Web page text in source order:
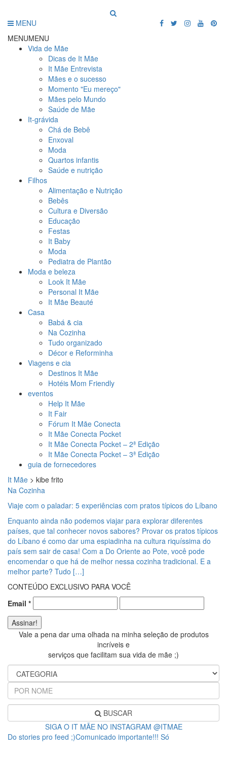
MENU
MENUMENU
Vida de Mãe
Dicas de It Mãe
It Mãe Entrevista
Mães e o sucesso
Momento "Eu mereço"
Mães pelo Mundo
Saúde de Mãe
It-grávida
Chá de Bebê
Enxoval
Moda
Quartos infantis
Saúde e nutrição
Filhos
Alimentação e Nutrição
Bebês
Cultura e Diversão
Educação
Festas
It Baby
Moda
Pediatra de Plantão
Moda e beleza
Look It Mãe
Personal It Mãe
It Mãe Beauté
Casa
Babá & cia
Na Cozinha
Tudo organizado
Décor e Reforminha
Viagens e cia
Destinos It Mãe
Hotéis Mom Friendly
eventos
Help It Mãe
It Fair
Fórum It Mãe Conecta
It Mãe Conecta Pocket
It Mãe Conecta Pocket – 2ª Edição
It Mãe Conecta Pocket – 3ª Edição
guia de fornecedores
It Mãe > kibe frito
Na Cozinha
Viaje com o paladar: 5 experiências com pratos típicos do Líbano
Enquanto ainda não podemos viajar para explorar diferentes
países, que tal conhecer novos sabores? Provar os pratos típicos
do Líbano é como dar uma espiadinha na cultura riquíssima do
país sem sair de casa! Com a Do Oriente ao Pote, você pode
encomendar o que há de melhor nessa cozinha tradicional. E a
melhor parte? Tudo […]
CONTEÚDO EXCLUSIVO PARA VOCÊ
Email *
Vale a pena dar uma olhada na minha seleção de produtos
incríveis e
serviços que facilitam sua vida de mãe ;)
BUSCAR
SIGA O IT MÃE NO INSTAGRAM @ITMAE
Do stories pro feed ;)Comunicado importante!!! Só